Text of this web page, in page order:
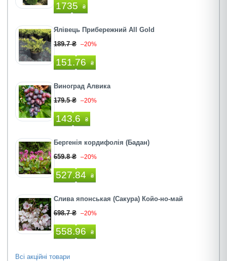
1735 ₴
Ялівець Прибережний All Gold
189.7 ₴ –20%
151.76 ₴
Виноград Алвика
179.5 ₴ –20%
143.6 ₴
Бергенія кордифолія (Бадан)
659.8 ₴ –20%
527.84 ₴
Слива японськая (Сакура) Койо-но-май
698.7 ₴ –20%
558.96 ₴
Всі акційні товари